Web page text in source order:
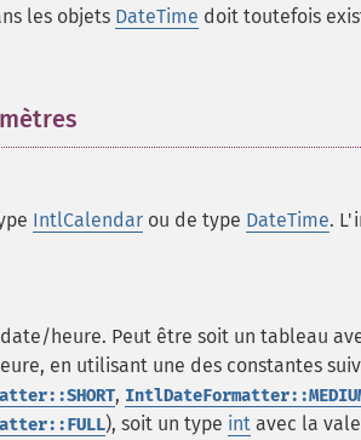
les objets DateTime doit toutefois
IntlCalendar ou de type DateTime.
heure. Peut être soit un tableau
en utilisant une des constantes
,
), soit un type int avec la